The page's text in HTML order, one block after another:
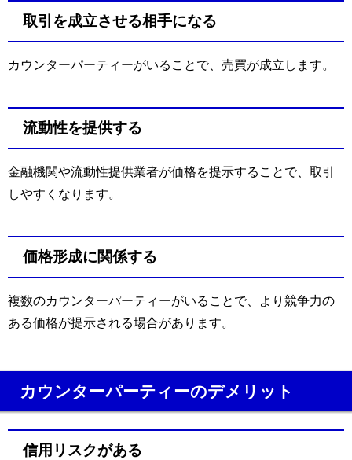
取引を成立させる相手になる
カウンターパーティーがいることで、売買が成立します。
流動性を提供する
金融機関や流動性提供業者が価格を提示することで、取引
しやすくなります。
価格形成に関係する
複数のカウンターパーティーがいることで、より競争力の
ある価格が提示される場合があります。
カウンターパーティーのデメリット
信用リスクがある